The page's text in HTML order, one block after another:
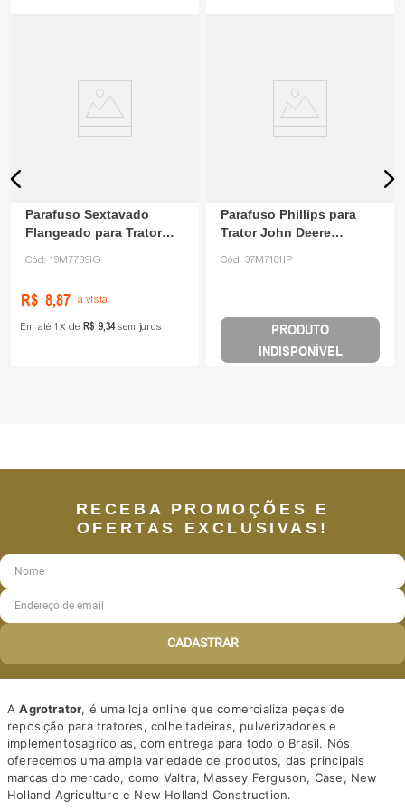
Parafuso Sextavado
Flangeado para Trator
Cód: 19M7789IG
R$ 8,87 à vista
Em até 1 de R$ 934sem juros
Parafuso Phillips para
Trator John Deere
Cód: 37M7181IP
PRODUTO
INDISPONÍVEL
RECEBA PROMOÇÕES E
OFERTAS EXCLUSIVAS!
CADASTRAR
AAgrotrator, é uma loja online que comercializa peças de
reposição para tratores, colheitadeiras, pulverizadores e
implementosagrícolas, com entrega para todo o Brasil. Nós
oferecemos uma ampla variedade de produtos, das principais
marcas do mercado, como Valtra, Massey Ferguson, Case, New
Holland Agriculture e New Holland Construction.